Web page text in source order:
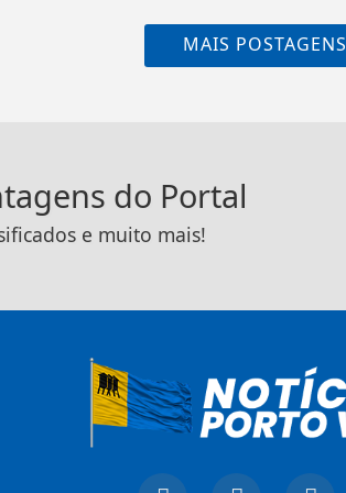
MAIS POSTAGENS
do Portal
e muito mais!